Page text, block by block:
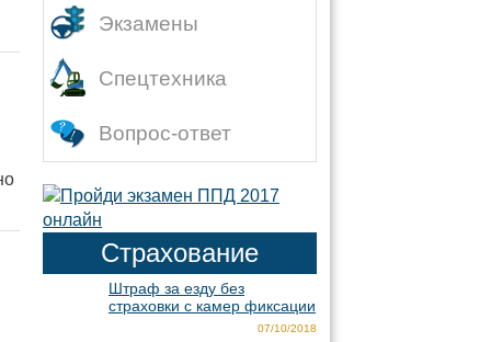
Экзамены
Спецтехника
Вопрос-ответ
Страхование
Штраф за езду без
страховки с камер фиксации
07/10/2018